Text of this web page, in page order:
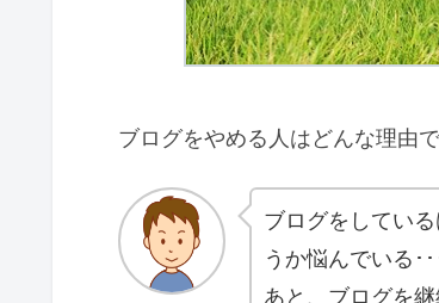
ブログをやめる人はどんな理由
ブログをしてい
うか悩んでいる･･
あと、ブログを